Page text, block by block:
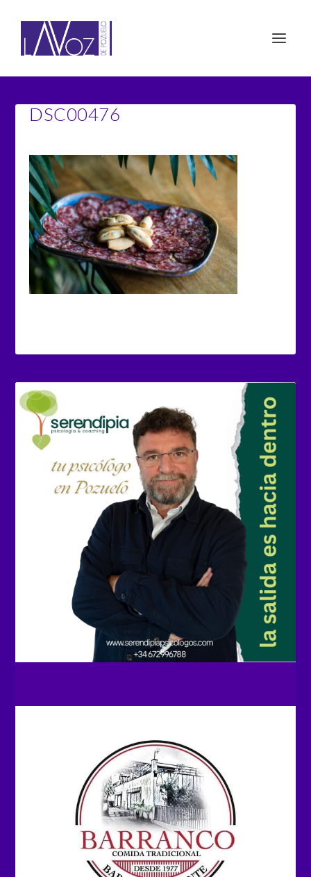
DSC00476